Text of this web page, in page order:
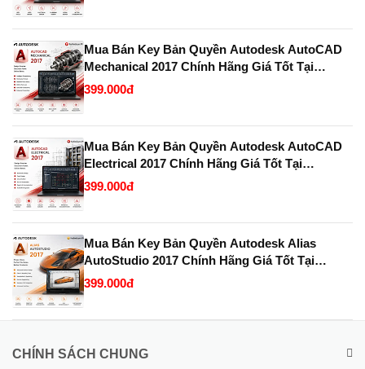
Mua Bán Key Bản Quyền Autodesk AutoCAD
Mechanical 2017 Chính Hãng Giá Tốt Tại
KeyBanQuyen.VN
399.000đ
Mua Bán Key Bản Quyền Autodesk AutoCAD
Electrical 2017 Chính Hãng Giá Tốt Tại
KeyBanQuyen.VN
399.000đ
Mua Bán Key Bản Quyền Autodesk Alias
AutoStudio 2017 Chính Hãng Giá Tốt Tại
KeyBanQuyen.VN
399.000đ
CHÍNH SÁCH CHUNG